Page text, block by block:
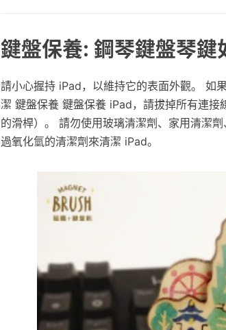
鍵盤保養: 鋼琴鍵盤琴鍵
請小心握持 iPad，以維持它的表面外觀。 如
潔 鍵盤保養 鍵盤保養 iPad，請拔掉所有連
的滑桿）。 請勿使用玻璃清潔劑、家用清潔
過氧化氫的清潔劑來清潔 iPad。